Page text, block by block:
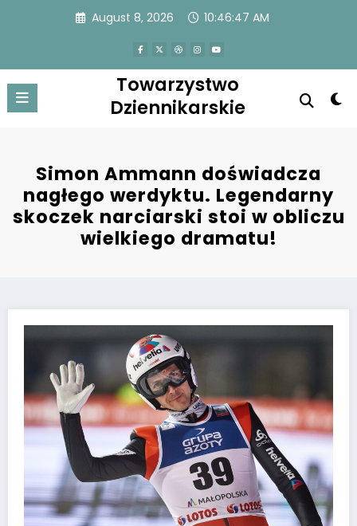
August 8, 2026 10:46:47 AM
Towarzystwo
Dziennikarskie
Simon Ammann doświadcza
nagłego werdyktu. Legendarny
skoczek narciarski stoi w obliczu
wielkiego dramatu!